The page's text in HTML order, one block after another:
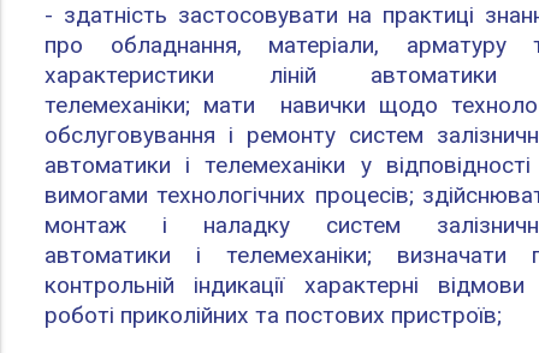
- здатність застосовувати на практиці
про обладнання, матеріали, арматуру
характеристики ліній автоматики
телемеханіки; мати навички щодо
обслуговування і ремонту систем
автоматики і телемеханіки у
вимогами технологічних процесів;
монтаж і наладку систем
автоматики і телемеханіки; визначати
контрольній індикації характерні
роботі приколійних та постових пристроїв;